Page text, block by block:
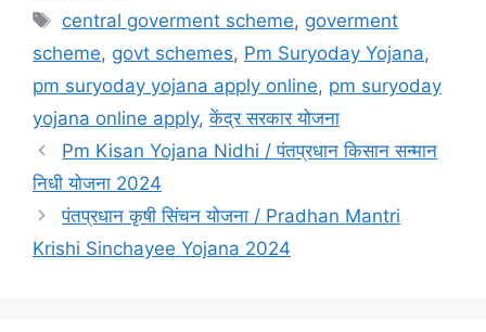
Tags
central goverment scheme, goverment
scheme, govt schemes, Pm Suryoday Yojana,
pm suryoday yojana apply online, pm suryoday
yojana online apply,केंद्र सरकार योजना
Pm Kisan Yojana Nidhi / पंतप्रधान किसान सन्मान
निधी योजना 2024
पंतप्रधान कृषी सिंचन योजना / Pradhan Mantri
Krishi Sinchayee Yojana 2024